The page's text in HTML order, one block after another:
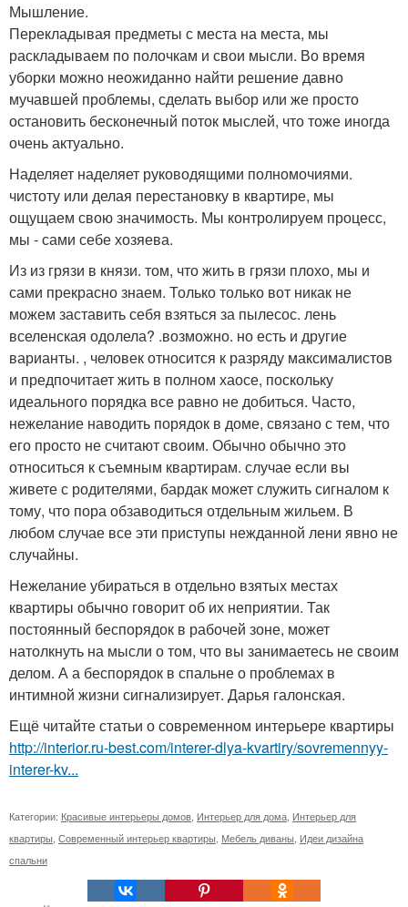
Мышление.
Перекладывая предметы с места на места, мы
раскладываем по полочкам и свои мысли. Во время
уборки можно неожиданно найти решение давно
мучавшей проблемы, сделать выбор или же просто
остановить бесконечный поток мыслей, что тоже иногда
очень актуально.
Наделяет наделяет руководящими полномочиями.
чистоту или делая перестановку в квартире, мы
ощущаем свою значимость. Мы контролируем процесс,
мы - сами себе хозяева.
Из из грязи в князи. том, что жить в грязи плохо, мы и
сами прекрасно знаем. Только только вот никак не
можем заставить себя взяться за пылесос. лень
вселенская одолела? .возможно. но есть и другие
варианты. , человек относится к разряду максималистов
и предпочитает жить в полном хаосе, поскольку
идеального порядка все равно не добиться. Часто,
нежелание наводить порядок в доме, связано с тем, что
его просто не считают своим. Обычно обычно это
относиться к съемным квартирам. случае если вы
живете с родителями, бардак может служить сигналом к
тому, что пора обзаводиться отдельным жильем. В
любом случае все эти приступы нежданной лени явно не
случайны.
Нежелание убираться в отдельно взятых местах
квартиры обычно говорит об их неприятии. Так
постоянный беспорядок в рабочей зоне, может
натолкнуть на мысли о том, что вы занимаетесь не своим
делом. А а беспорядок в спальне о проблемах в
интимной жизни сигнализирует. Дарья галонская.
Ещё читайте статьи о современном интерьере квартиры
http://interior.ru-best.com/interer-dlya-kvartiry/sovremennyy-
interer-kv...
Категории: Красивые интерьеры домов Интерьер для дома Интерьер для
квартиры Современный интерьер квартиры Мебель диваны Идеи дизайна
спальни